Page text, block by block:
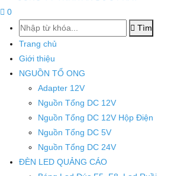
0
Tìm
Trang chủ
Giới thiệu
NGUỒN TỔ ONG
Adapter 12V
Nguồn Tổng DC 12V
Nguồn Tổng DC 12V Hộp Điện
Nguồn Tổng DC 5V
Nguồn Tổng DC 24V
ĐÈN LED QUẢNG CÁO